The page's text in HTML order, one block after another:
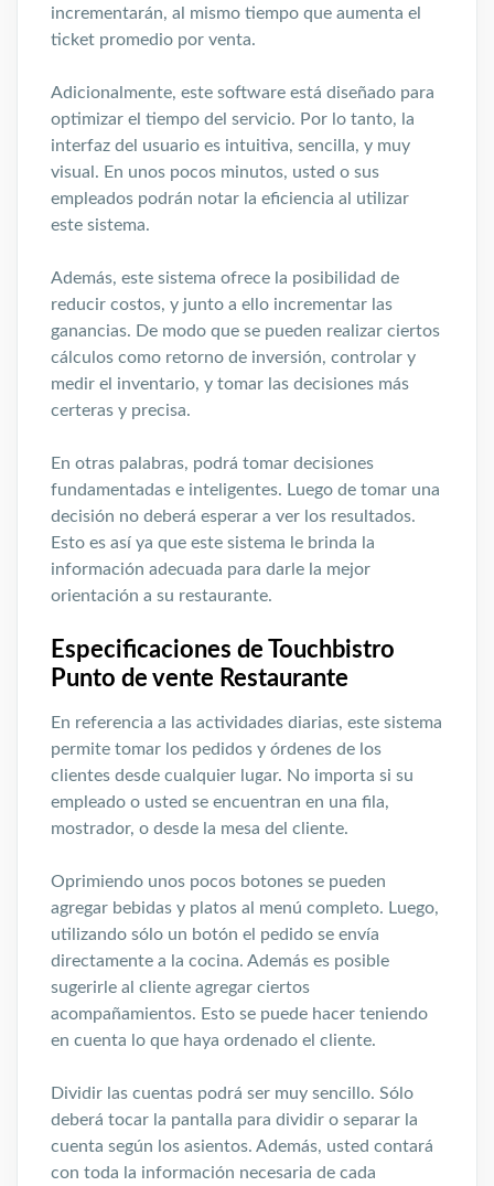
incrementarán, al mismo tiempo que aumenta el
ticket promedio por venta.
Adicionalmente, este software está diseñado para
optimizar el tiempo del servicio. Por lo tanto, la
interfaz del usuario es intuitiva, sencilla, y muy
visual. En unos pocos minutos, usted o sus
empleados podrán notar la eficiencia al utilizar
este sistema.
Además, este sistema ofrece la posibilidad de
reducir costos, y junto a ello incrementar las
ganancias. De modo que se pueden realizar ciertos
cálculos como retorno de inversión, controlar y
medir el inventario, y tomar las decisiones más
certeras y precisa.
En otras palabras, podrá tomar decisiones
fundamentadas e inteligentes. Luego de tomar una
decisión no deberá esperar a ver los resultados.
Esto es así ya que este sistema le brinda la
información adecuada para darle la mejor
orientación a su restaurante.
Especificaciones de Touchbistro
Punto de vente Restaurante
En referencia a las actividades diarias, este sistema
permite tomar los pedidos y órdenes de los
clientes desde cualquier lugar. No importa si su
empleado o usted se encuentran en una fila,
mostrador, o desde la mesa del cliente.
Oprimiendo unos pocos botones se pueden
agregar bebidas y platos al menú completo. Luego,
utilizando sólo un botón el pedido se envía
directamente a la cocina. Además es posible
sugerirle al cliente agregar ciertos
acompañamientos. Esto se puede hacer teniendo
en cuenta lo que haya ordenado el cliente.
Dividir las cuentas podrá ser muy sencillo. Sólo
deberá tocar la pantalla para dividir o separar la
cuenta según los asientos. Además, usted contará
con toda la información necesaria de cada